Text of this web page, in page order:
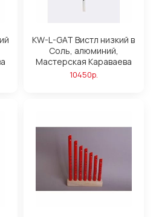
KW-L-GAT Вистл низкий в
Соль, алюминий,
Мастерская Караваева
10450р.